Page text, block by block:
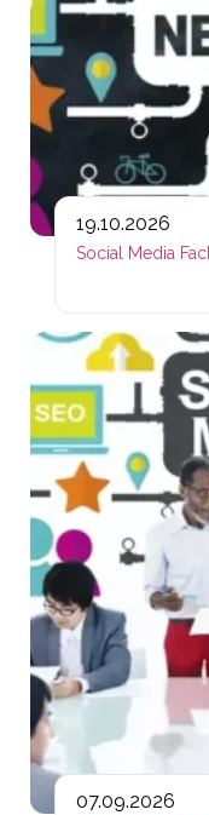
19.10.2026
Social Media
07.09.2026